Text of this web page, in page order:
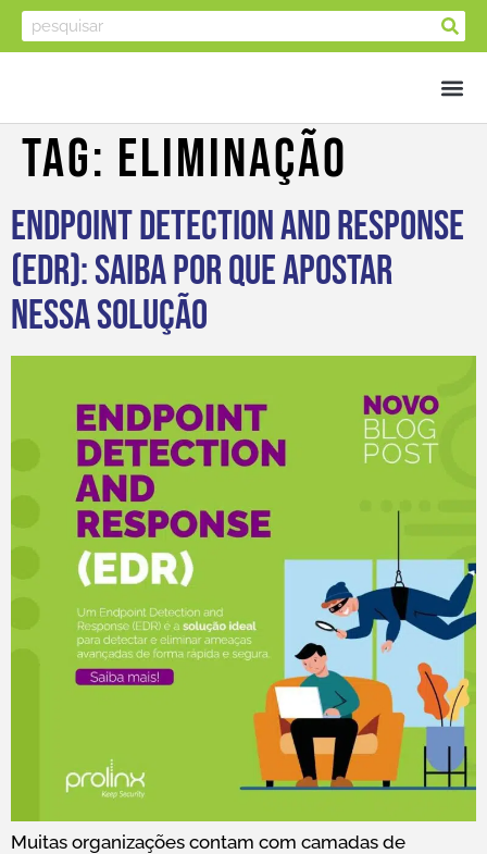
Tag: Eliminação
Endpoint Detection and Response
(EDR): saiba por que apostar
nessa solução
Muitas organizações contam com camadas de